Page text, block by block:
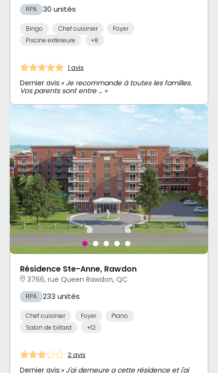
RPA 30 unités
Bingo Chef cuisinier
Foyer
Piscine extérieure
+8
1 avis
Dernier avis:« Je recommande à toutes les familles.
Vos parents sont entre … »
Résidence Ste-Anne, Rawdon
3766, rue Queen Rawdon, QC
RPA 233 unités
Chef cuisinier Foyer
Piano
Salon de billard
+12
2 avis
Dernier avis:« J'ai demeure a cette résidence et j'ai